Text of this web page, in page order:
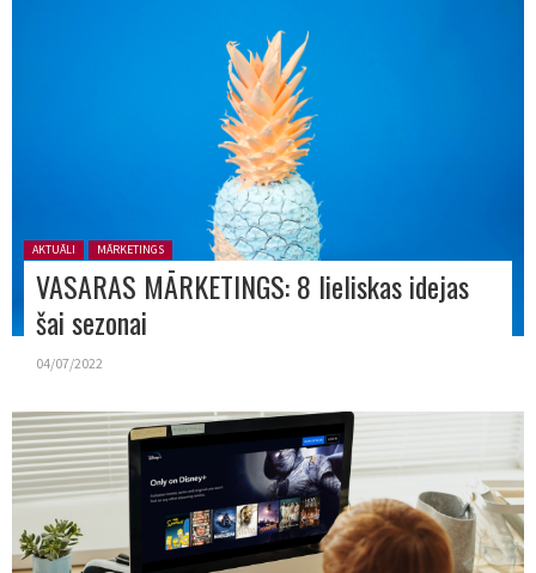
Posted in:
AKTUĀLI MĀRKETINGS
VASARAS MĀRKETINGS: 8 lieliskas idejas
šai sezonai
04/07/2022